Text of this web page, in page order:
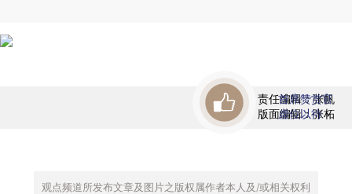
责任编辑：张帆
版面编辑：张柘
首席赞赏官
虚位以待
观点频道所发布文章及图片之版权属作者本人及/或相关权利